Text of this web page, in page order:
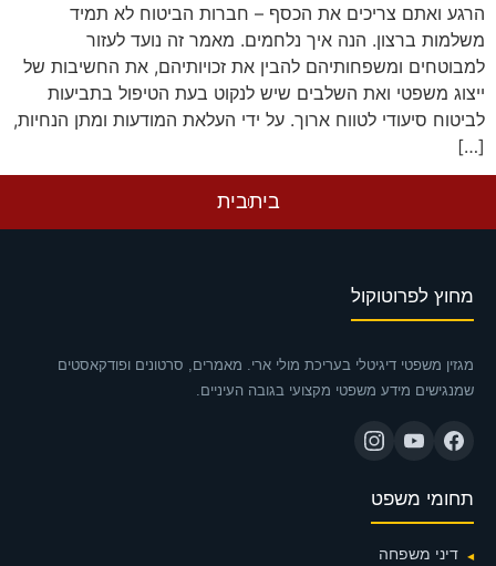
הרגע ואתם צריכים את הכסף – חברות הביטוח לא תמיד
משלמות ברצון. הנה איך נלחמים. מאמר זה נועד לעזור
למבוטחים ומשפחותיהם להבין את זכויותיהם, את החשיבות של
ייצוג משפטי ואת השלבים שיש לנקוט בעת הטיפול בתביעות
לביטוח סיעודי לטווח ארוך. על ידי העלאת המודעות ומתן הנחיות,
[…]
ביתבית
מחוץ לפרוטוקול
מגזין משפטי דיגיטלי בעריכת מולי ארי. מאמרים, סרטונים ופודקאסטים
שמנגישים מידע משפטי מקצועי בגובה העיניים.
תחומי משפט
דיני משפחה